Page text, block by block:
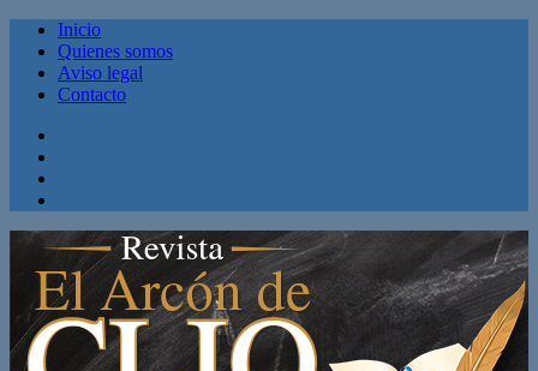
Inicio
Quienes somos
Aviso legal
Contacto